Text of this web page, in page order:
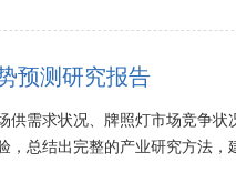
预测研究报告
需求状况、牌照灯市场竞争
总结出完整的产业研究方法